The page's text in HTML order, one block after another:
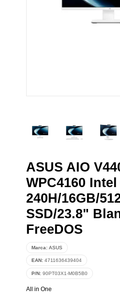
ASUS AIO
WPC4160
240H/16GB/
SSD/23.8"
FreeDOS
Marca: ASUS
EAN: 4711636439404
P/N: 90PT03X1-M0B5B0
All in One